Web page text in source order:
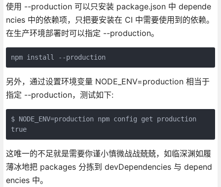
使用 --production 可以只安装 package.json 中 depende
ncies 中的依赖项，只把要安装在 CI 中需要使用到的依赖。
在生产环境部署时可以指定 --production。
npm install --production
另外，通过设置环境变量 NODE_ENV=production 相当于
指定 --production，测试如下:
$ NODE_ENV=production npm config get production
true
这唯一的不足就是需要你谨小慎微战战兢兢，如临深渊如履
薄冰地把 packages 分拣到 devDependencies 与 depend
encies 中。